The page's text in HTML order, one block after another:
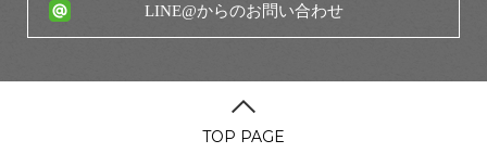
LINE@からのお問い合わせ
TOP PAGE